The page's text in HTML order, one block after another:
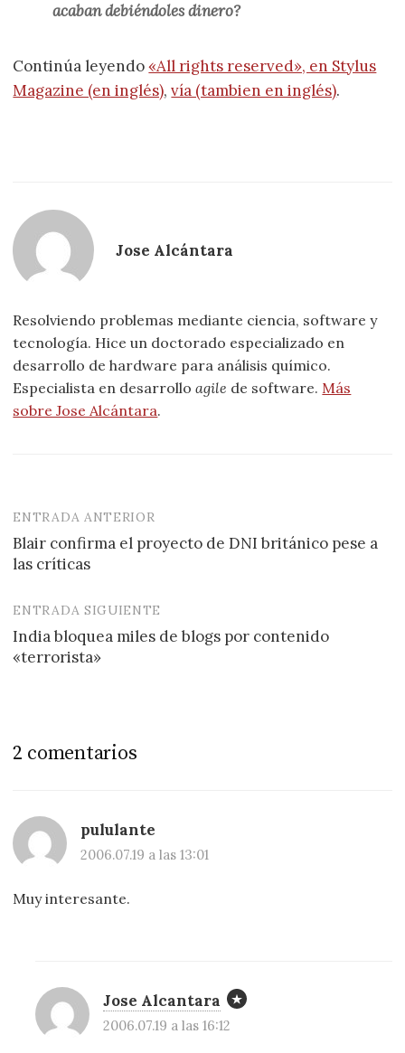
acaban debiéndoles dinero?
Continúa leyendo«All rights reserved», en Stylus
Magazine (en inglés),vía (tambien en inglés).
Jose Alcántara
Resolviendo problemas mediante ciencia, software y
tecnología. Hice un doctorado especializado en
desarrollo de hardware para análisis químico.
Especialista en desarrolloagile de software. Más
sobre Jose Alcántara.
Navegación
de
ENTRADA ANTERIOR
Blair confirma el proyecto de DNI británico pese a
las críticas
ENTRADA SIGUIENTE
India bloquea miles de blogs por contenido
«terrorista»
2 comentarios
pululante
2006.07.19 a las 13:01
Muy interesante.
Jose Alcantara
2006.07.19 a las 16:12